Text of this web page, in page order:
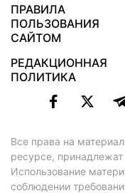
ПРАВИЛА
ПОЛЬЗОВАНИЯ
САЙТОМ
РЕДАКЦИОННАЯ
ПОЛИТИКА
Все права на
ресурсе,
Использование
соблюдении